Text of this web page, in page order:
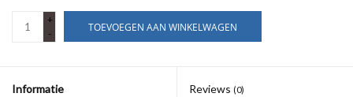
+
-
TOEVOEGEN AAN WINKELWAGEN
Informatie Reviews (0)